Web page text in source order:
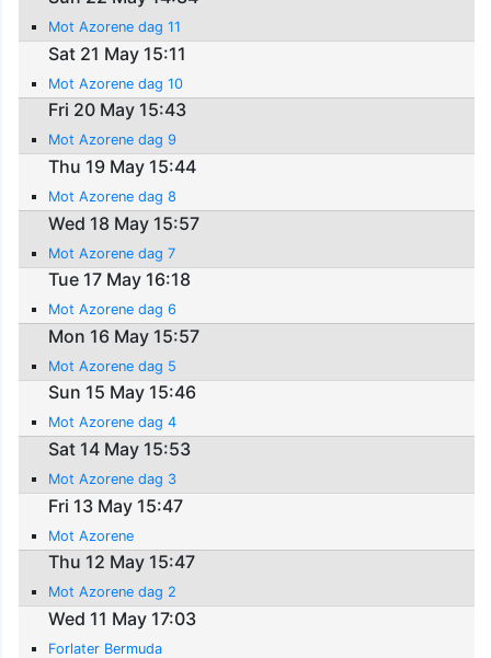
Mot Azorene dag 11
Sat 21 May 15:11
Mot Azorene dag 10
Fri 20 May 15:43
Mot Azorene dag 9
Thu 19 May 15:44
Mot Azorene dag 8
Wed 18 May 15:57
Mot Azorene dag 7
Tue 17 May 16:18
Mot Azorene dag 6
Mon 16 May 15:57
Mot Azorene dag 5
Sun 15 May 15:46
Mot Azorene dag 4
Sat 14 May 15:53
Mot Azorene dag 3
Fri 13 May 15:47
Mot Azorene
Thu 12 May 15:47
Mot Azorene dag 2
Wed 11 May 17:03
Forlater Bermuda